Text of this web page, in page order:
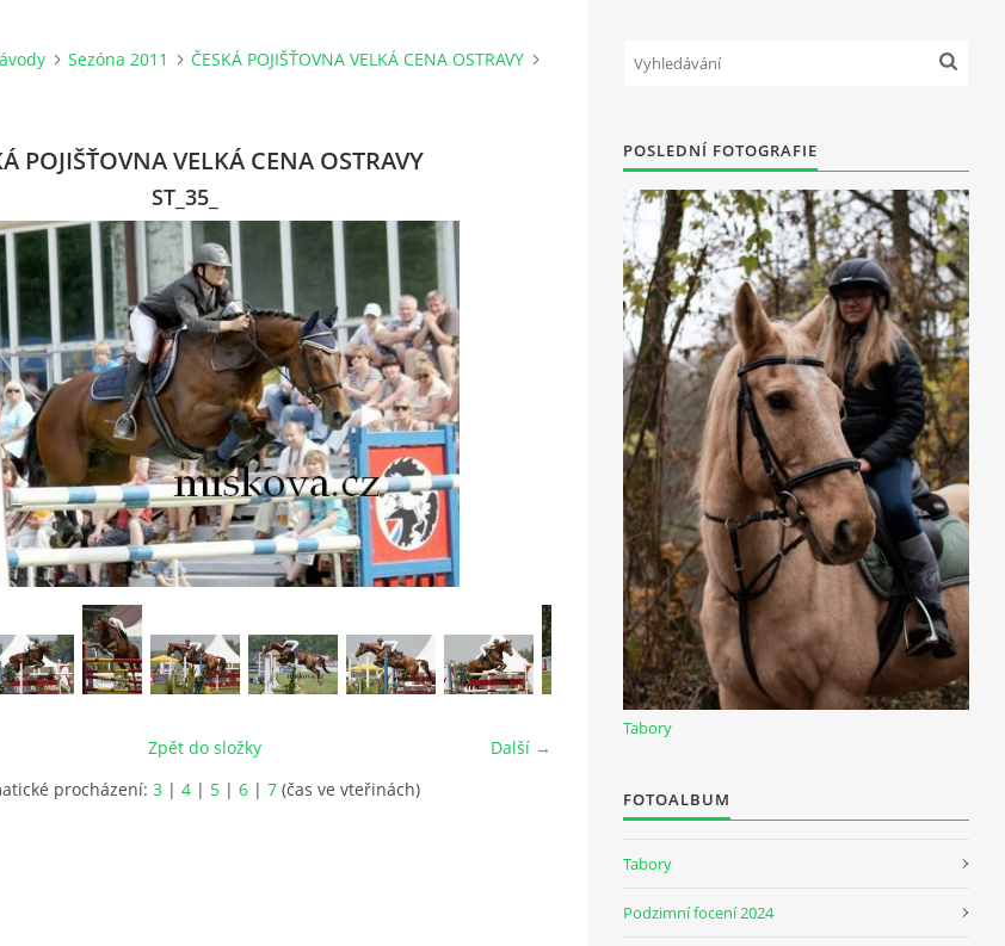
Sezóna 2011
ČESKÁ POJIŠŤOVNA VELKÁ CENA OSTRAVY
POJIŠŤOVNA VELKÁ CENA OSTRAVY
ST_35_
Další →
Zpět do složky
procházení: 3 | 4 | 5 | 6 | 7 (čas ve vteřinách)
POSLEDNÍ FOTOGRAFIE
Tabory
FOTOALBUM
Tabory
Podzimní focení 2024